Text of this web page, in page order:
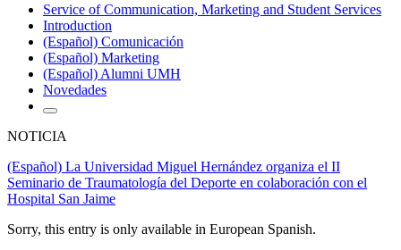
Service of Communication, Marketing and Student Services
Introduction
(Español) Comunicación
(Español) Marketing
(Español) Alumni UMH
Novedades
NOTICIA
(Español) La Universidad Miguel Hernández organiza el II
Seminario de Traumatología del Deporte en colaboración con el
Hospital San Jaime
Sorry, this entry is only available in European Spanish.